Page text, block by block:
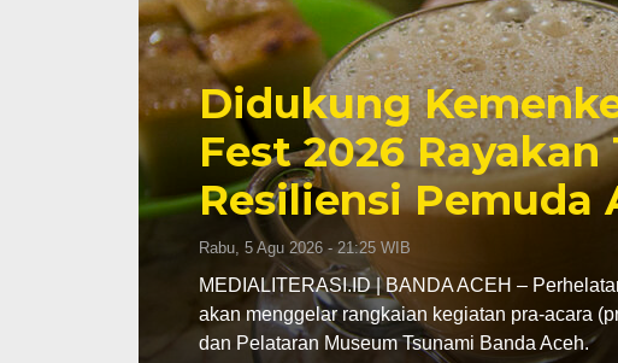
Didukung
Fest 2026
Resiliensi Pemuda
Rabu, 5 Agu 2026 - 21:25 WIB
MEDIALITERASI.ID | BANDA ACEH –
akan menggelar rangkaian kegiatan pra-acara
dan Pelataran Museum Tsunami Banda Aceh.